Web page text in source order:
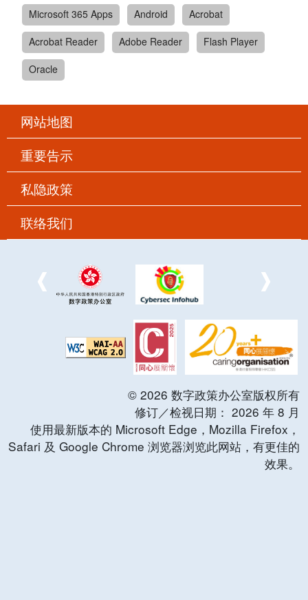
Microsoft 365 Apps
Android
Acrobat
Acrobat Reader
Adobe Reader
Flash Player
Oracle
网站地图
重要告示
私隐政策
联络我们
© 2026 数字政策办公室版权所有
修订／检视日期： 2026 年 8 月
使用最新版本的 Microsoft Edge，Mozilla Firefox，
Safari 及 Google Chrome 浏览器浏览此网站，有更佳的
效果。